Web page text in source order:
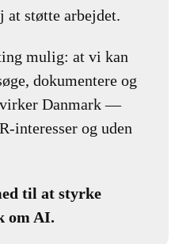
at støtte arbejdet.
mulig: at vi kan
dokumentere og
Danmark —
interesser og uden
til at styrke
om AI.